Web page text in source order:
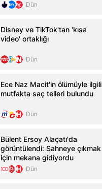
Dün
Disney ve TikTok'tan 'kısa
video' ortaklığı
Dün
Ece Naz Macit'in ölümüyle ilgili
mutfakta saç telleri bulundu
Dün
Bülent Ersoy Alaçatı'da
görüntülendi: Sahneye çıkmak
için mekana gidiyordu
Dün